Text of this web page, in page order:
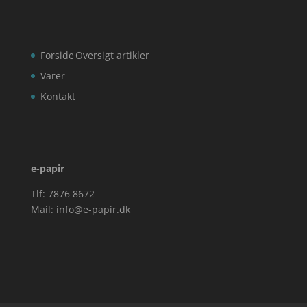
Forside
Varer
Kontakt
Oversigt artikler
e-papir
Tlf: 7876 8672
Mail: info@e-papir.dk